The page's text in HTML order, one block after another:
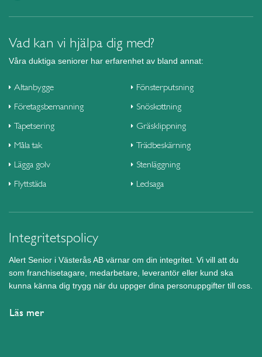
Vad kan vi hjälpa dig med?
Våra duktiga seniorer har erfarenhet av bland annat:
Altanbygge
Företagsbemanning
Tapetsering
Måla tak
Lägga golv
Flyttstäda
Fönsterputsning
Snöskottning
Gräsklippning
Trädbeskärning
Stenläggning
Ledsaga
Integritetspolicy
Alert Senior i Västerås AB värnar om din integritet. Vi vill att du
som franchisetagare, medarbetare, leverantör eller kund ska
kunna känna dig trygg när du uppger dina personuppgifter till oss.
Läs mer